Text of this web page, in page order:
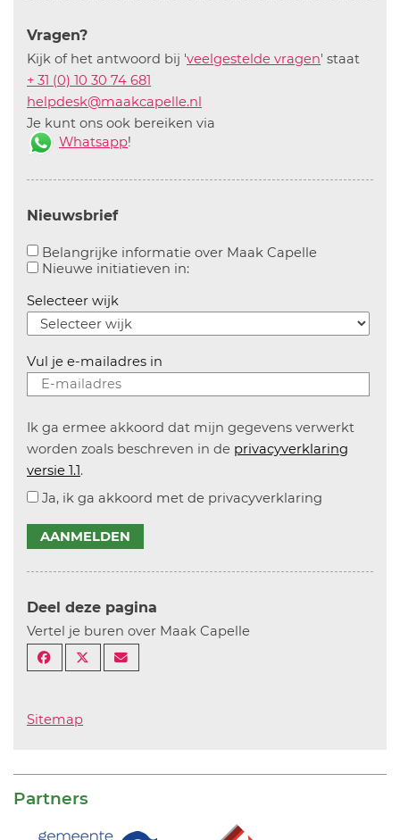
Vragen?
Kijk of het antwoord bij 'veelgestelde vragen' staat
+ 31 (0) 10 30 74 681
helpdesk@maakcapelle.nl
Je kunt ons ook bereiken via
Whatsapp!
Nieuwsbrief
Belangrijke informatie over Maak CapelleAanvinken
Nieuwe initiatieven in:Aanvinken om informatie over
Selecteer wijk
Vul je e-mailadres in
Ik ga ermee akkoord dat mijn gegevens verwerkt
worden zoals beschreven in de privacyverklaring
versie 1.1.
Ja, ik ga akkoord met de privacyverklaring
AANMELDEN
Deel deze pagina
Vertel je buren over Maak Capelle
Sitemap
Partners